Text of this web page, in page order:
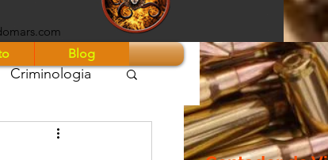
Criminologia
Blog